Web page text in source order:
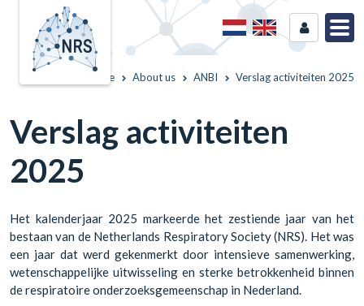
Home About us ANBI Verslag activiteiten 2025
Verslag activiteiten
2025
Het kalenderjaar 2025 markeerde het zestiende jaar van het
bestaan van de Netherlands Respiratory Society (NRS). Het was
een jaar dat werd gekenmerkt door intensieve samenwerking,
wetenschappelijke uitwisseling en sterke betrokkenheid binnen
de respiratoire onderzoeksgemeenschap in Nederland.